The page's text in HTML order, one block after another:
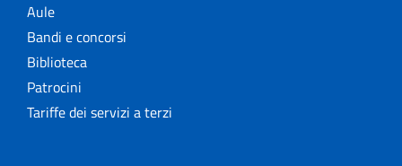
Aule
Bandi e concorsi
Biblioteca
Patrocini
Tariffe dei servizi a terzi